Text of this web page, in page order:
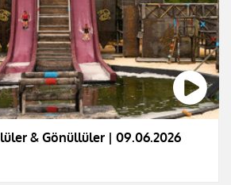
& Gönüllüler | 09.06.2026